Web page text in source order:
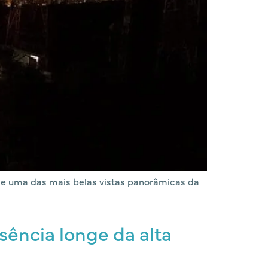
uma das mais belas vistas panorâmicas da
longe da alta